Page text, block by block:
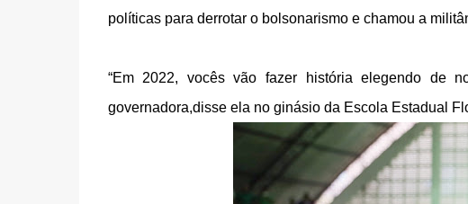
políticas para derrotar o bolsonarismo e chamou a
“Em 2022, vocês vão fazer história elegendo de
governadora,disse ela no ginásio da Escola Estadual